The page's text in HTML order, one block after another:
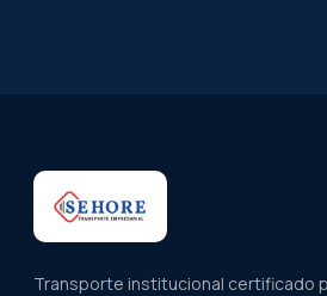
Transporte institucional certificado